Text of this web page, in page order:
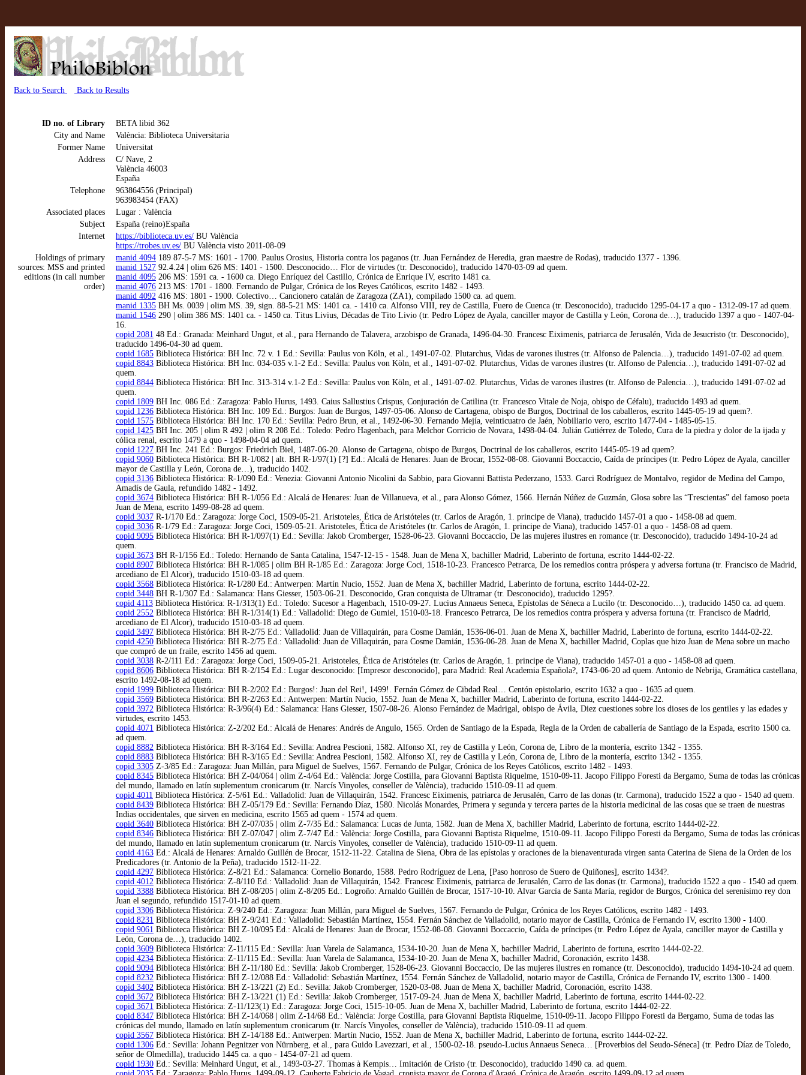
Back to Search Back to Results
ID no. of Library
BETA libid 362
City and Name
València: Biblioteca Universitaria
Former Name
Universitat
Address
C/ Nave, 2
València 46003
España
Telephone
963864556 (Principal)
963983454 (FAX)
Associated places
Lugar : València
Subject
España (reino)España
Internet
https://biblioteca.uv.es/ BU València
https://trobes.uv.es/ BU València visto 2011-08-09
Holdings of primary
sources: MSS and printed
editions (in call number
order)
manid 4094 189 87-5-7 MS: 1601 - 1700. Paulus Orosius, Historia contra los paganos (tr. Juan Fernández de Heredia, gran maestre de Rodas), traducido 1377 - 1396.
manid 1527 92.4.24 | olim 626 MS: 1401 - 1500. Desconocido… Flor de virtudes (tr. Desconocido), traducido 1470-03-09 ad quem.
manid 4095 206 MS: 1591 ca. - 1600 ca. Diego Enríquez del Castillo, Crónica de Enrique IV, escrito 1481 ca.
manid 4076 213 MS: 1701 - 1800. Fernando de Pulgar, Crónica de los Reyes Católicos, escrito 1482 - 1493.
manid 4092 416 MS: 1801 - 1900. Colectivo… Cancionero catalán de Zaragoza (ZA1), compilado 1500 ca. ad quem.
manid 1335 BH Ms. 0039 | olim MS. 39, sign. 88-5-21 MS: 1401 ca. - 1410 ca. Alfonso VIII, rey de Castilla, Fuero de Cuenca (tr. Desconocido), traducido 1295-04-17 a quo - 1312-09-17 ad quem.
manid 1546 290 | olim 386 MS: 1401 ca. - 1450 ca. Titus Livius, Décadas de Tito Livio (tr. Pedro López de Ayala, canciller mayor de Castilla y León, Corona de…), traducido 1397 a quo - 1407-04-
16.
copid 2081 48 Ed.: Granada: Meinhard Ungut, et al., para Hernando de Talavera, arzobispo de Granada, 1496-04-30. Francesc Eiximenis, patriarca de Jerusalén, Vida de Jesucristo (tr. Desconocido),
traducido 1496-04-30 ad quem.
copid 1685 Biblioteca Histórica: BH Inc. 72 v. 1 Ed.: Sevilla: Paulus von Köln, et al., 1491-07-02. Plutarchus, Vidas de varones ilustres (tr. Alfonso de Palencia…), traducido 1491-07-02 ad quem.
copid 8843 Biblioteca Histórica: BH Inc. 034-035 v.1-2 Ed.: Sevilla: Paulus von Köln, et al., 1491-07-02. Plutarchus, Vidas de varones ilustres (tr. Alfonso de Palencia…), traducido 1491-07-02 ad
quem.
copid 8844 Biblioteca Histórica: BH Inc. 313-314 v.1-2 Ed.: Sevilla: Paulus von Köln, et al., 1491-07-02. Plutarchus, Vidas de varones ilustres (tr. Alfonso de Palencia…), traducido 1491-07-02 ad
quem.
copid 1809 BH Inc. 086 Ed.: Zaragoza: Pablo Hurus, 1493. Caius Sallustius Crispus, Conjuración de Catilina (tr. Francesco Vitale de Noja, obispo de Céfalu), traducido 1493 ad quem.
copid 1236 Biblioteca Histórica: BH Inc. 109 Ed.: Burgos: Juan de Burgos, 1497-05-06. Alonso de Cartagena, obispo de Burgos, Doctrinal de los caballeros, escrito 1445-05-19 ad quem?.
copid 1575 Biblioteca Histórica: BH Inc. 170 Ed.: Sevilla: Pedro Brun, et al., 1492-06-30. Fernando Mejía, veinticuatro de Jaén, Nobiliario vero, escrito 1477-04 - 1485-05-15.
copid 1425 BH Inc. 205 | olim R 492 | olim R 208 Ed.: Toledo: Pedro Hagenbach, para Melchor Gorricio de Novara, 1498-04-04. Julián Gutiérrez de Toledo, Cura de la piedra y dolor de la ijada y
cólica renal, escrito 1479 a quo - 1498-04-04 ad quem.
copid 1227 BH Inc. 241 Ed.: Burgos: Friedrich Biel, 1487-06-20. Alonso de Cartagena, obispo de Burgos, Doctrinal de los caballeros, escrito 1445-05-19 ad quem?.
copid 9060 Biblioteca Històrica: BH R-1/082 | alt. BH R-1/97(1) [?] Ed.: Alcalá de Henares: Juan de Brocar, 1552-08-08. Giovanni Boccaccio, Caída de príncipes (tr. Pedro López de Ayala, canciller
mayor de Castilla y León, Corona de…), traducido 1402.
copid 3136 Biblioteca Histórica: R-1/090 Ed.: Venezia: Giovanni Antonio Nicolini da Sabbio, para Giovanni Battista Pederzano, 1533. Garci Rodríguez de Montalvo, regidor de Medina del Campo,
Amadís de Gaula, refundido 1482 - 1492.
copid 3674 Biblioteca Histórica: BH R-1/056 Ed.: Alcalá de Henares: Juan de Villanueva, et al., para Alonso Gómez, 1566. Hernán Núñez de Guzmán, Glosa sobre las “Trescientas” del famoso poeta
Juan de Mena, escrito 1499-08-28 ad quem.
copid 3037 R-1/170 Ed.: Zaragoza: Jorge Coci, 1509-05-21. Aristoteles, Ética de Aristóteles (tr. Carlos de Aragón, 1. principe de Viana), traducido 1457-01 a quo - 1458-08 ad quem.
copid 3036 R-1/79 Ed.: Zaragoza: Jorge Coci, 1509-05-21. Aristoteles, Ética de Aristóteles (tr. Carlos de Aragón, 1. principe de Viana), traducido 1457-01 a quo - 1458-08 ad quem.
copid 9095 Biblioteca Histórica: BH R-1/097(1) Ed.: Sevilla: Jakob Cromberger, 1528-06-23. Giovanni Boccaccio, De las mujeres ilustres en romance (tr. Desconocido), traducido 1494-10-24 ad
quem.
copid 3673 BH R-1/156 Ed.: Toledo: Hernando de Santa Catalina, 1547-12-15 - 1548. Juan de Mena X, bachiller Madrid, Laberinto de fortuna, escrito 1444-02-22.
copid 8907 Biblioteca Histórica: BH R-1/085 | olim BH R-1/85 Ed.: Zaragoza: Jorge Coci, 1518-10-23. Francesco Petrarca, De los remedios contra próspera y adversa fortuna (tr. Francisco de Madrid,
arcediano de El Alcor), traducido 1510-03-18 ad quem.
copid 3568 Biblioteca Histórica: R-1/280 Ed.: Antwerpen: Martín Nucio, 1552. Juan de Mena X, bachiller Madrid, Laberinto de fortuna, escrito 1444-02-22.
copid 3448 BH R-1/307 Ed.: Salamanca: Hans Giesser, 1503-06-21. Desconocido, Gran conquista de Ultramar (tr. Desconocido), traducido 1295?.
copid 4113 Biblioteca Histórica: R-1/313(1) Ed.: Toledo: Sucesor a Hagenbach, 1510-09-27. Lucius Annaeus Seneca, Epístolas de Séneca a Lucilo (tr. Desconocido…), traducido 1450 ca. ad quem.
copid 2552 Biblioteca Histórica: BH R-1/314(1) Ed.: Valladolid: Diego de Gumiel, 1510-03-18. Francesco Petrarca, De los remedios contra próspera y adversa fortuna (tr. Francisco de Madrid,
arcediano de El Alcor), traducido 1510-03-18 ad quem.
copid 3497 Biblioteca Histórica: BH R-2/75 Ed.: Valladolid: Juan de Villaquirán, para Cosme Damián, 1536-06-01. Juan de Mena X, bachiller Madrid, Laberinto de fortuna, escrito 1444-02-22.
copid 4250 Biblioteca Histórica: BH R-2/75 Ed.: Valladolid: Juan de Villaquirán, para Cosme Damián, 1536-06-28. Juan de Mena X, bachiller Madrid, Coplas que hizo Juan de Mena sobre un macho
que compró de un fraile, escrito 1456 ad quem.
copid 3038 R-2/111 Ed.: Zaragoza: Jorge Coci, 1509-05-21. Aristoteles, Ética de Aristóteles (tr. Carlos de Aragón, 1. principe de Viana), traducido 1457-01 a quo - 1458-08 ad quem.
copid 8606 Biblioteca Histórica: BH R-2/154 Ed.: Lugar desconocido: [Impresor desconocido], para Madrid: Real Academia Española?, 1743-06-20 ad quem. Antonio de Nebrija, Gramática castellana,
escrito 1492-08-18 ad quem.
copid 1999 Biblioteca Histórica: BH R-2/202 Ed.: Burgos!: Juan del Rei!, 1499!. Fernán Gómez de Cibdad Real… Centón epistolario, escrito 1632 a quo - 1635 ad quem.
copid 3569 Biblioteca Histórica: BH R-2/263 Ed.: Antwerpen: Martín Nucio, 1552. Juan de Mena X, bachiller Madrid, Laberinto de fortuna, escrito 1444-02-22.
copid 3972 Biblioteca Histórica: R-3/96(4) Ed.: Salamanca: Hans Giesser, 1507-08-26. Alonso Fernández de Madrigal, obispo de Ávila, Diez cuestiones sobre los dioses de los gentiles y las edades y
virtudes, escrito 1453.
copid 4071 Biblioteca Histórica: Z-2/202 Ed.: Alcalá de Henares: Andrés de Angulo, 1565. Orden de Santiago de la Espada, Regla de la Orden de caballería de Santiago de la Espada, escrito 1500 ca.
ad quem.
copid 8882 Biblioteca Histórica: BH R-3/164 Ed.: Sevilla: Andrea Pescioni, 1582. Alfonso XI, rey de Castilla y León, Corona de, Libro de la montería, escrito 1342 - 1355.
copid 8883 Biblioteca Histórica: BH R-3/165 Ed.: Sevilla: Andrea Pescioni, 1582. Alfonso XI, rey de Castilla y León, Corona de, Libro de la montería, escrito 1342 - 1355.
copid 3305 Z-3/85 Ed.: Zaragoza: Juan Millán, para Miguel de Suelves, 1567. Fernando de Pulgar, Crónica de los Reyes Católicos, escrito 1482 - 1493.
copid 8345 Biblioteca Histórica: BH Z-04/064 | olim Z-4/64 Ed.: València: Jorge Costilla, para Giovanni Baptista Riquelme, 1510-09-11. Jacopo Filippo Foresti da Bergamo, Suma de todas las crónicas
del mundo, llamado en latín suplementum cronicarum (tr. Narcís Vinyoles, conseller de València), traducido 1510-09-11 ad quem.
copid 4011 Biblioteca Histórica: Z-5/61 Ed.: Valladolid: Juan de Villaquirán, 1542. Francesc Eiximenis, patriarca de Jerusalén, Carro de las donas (tr. Carmona), traducido 1522 a quo - 1540 ad quem.
copid 8439 Biblioteca Histórica: BH Z-05/179 Ed.: Sevilla: Fernando Díaz, 1580. Nicolás Monardes, Primera y segunda y tercera partes de la historia medicinal de las cosas que se traen de nuestras
Indias occidentales, que sirven en medicina, escrito 1565 ad quem - 1574 ad quem.
copid 3640 Biblioteca Histórica: BH Z-07/035 | olim Z-7/35 Ed.: Salamanca: Lucas de Junta, 1582. Juan de Mena X, bachiller Madrid, Laberinto de fortuna, escrito 1444-02-22.
copid 8346 Biblioteca Histórica: BH Z-07/047 | olim Z-7/47 Ed.: València: Jorge Costilla, para Giovanni Baptista Riquelme, 1510-09-11. Jacopo Filippo Foresti da Bergamo, Suma de todas las crónicas
del mundo, llamado en latín suplementum cronicarum (tr. Narcís Vinyoles, conseller de València), traducido 1510-09-11 ad quem.
copid 4163 Ed.: Alcalá de Henares: Arnaldo Guillén de Brocar, 1512-11-22. Catalina de Siena, Obra de las epístolas y oraciones de la bienaventurada virgen santa Caterina de Siena de la Orden de los
Predicadores (tr. Antonio de la Peña), traducido 1512-11-22.
copid 4297 Biblioteca Histórica: Z-8/21 Ed.: Salamanca: Cornelio Bonardo, 1588. Pedro Rodríguez de Lena, [Paso honroso de Suero de Quiñones], escrito 1434?.
copid 4012 Biblioteca Histórica: Z-8/110 Ed.: Valladolid: Juan de Villaquirán, 1542. Francesc Eiximenis, patriarca de Jerusalén, Carro de las donas (tr. Carmona), traducido 1522 a quo - 1540 ad quem.
copid 3388 Biblioteca Histórica: BH Z-08/205 | olim Z-8/205 Ed.: Logroño: Arnaldo Guillén de Brocar, 1517-10-10. Alvar García de Santa María, regidor de Burgos, Crónica del serenísimo rey don
Juan el segundo, refundido 1517-01-10 ad quem.
copid 3306 Biblioteca Histórica: Z-9/240 Ed.: Zaragoza: Juan Millán, para Miguel de Suelves, 1567. Fernando de Pulgar, Crónica de los Reyes Católicos, escrito 1482 - 1493.
copid 8231 Biblioteca Histórica: BH Z-9/241 Ed.: Valladolid: Sebastián Martínez, 1554. Fernán Sánchez de Valladolid, notario mayor de Castilla, Crónica de Fernando IV, escrito 1300 - 1400.
copid 9061 Biblioteca Històrica: BH Z-10/095 Ed.: Alcalá de Henares: Juan de Brocar, 1552-08-08. Giovanni Boccaccio, Caída de príncipes (tr. Pedro López de Ayala, canciller mayor de Castilla y
León, Corona de…), traducido 1402.
copid 3609 Biblioteca Histórica: Z-11/115 Ed.: Sevilla: Juan Varela de Salamanca, 1534-10-20. Juan de Mena X, bachiller Madrid, Laberinto de fortuna, escrito 1444-02-22.
copid 4234 Biblioteca Histórica: Z-11/115 Ed.: Sevilla: Juan Varela de Salamanca, 1534-10-20. Juan de Mena X, bachiller Madrid, Coronación, escrito 1438.
copid 9094 Biblioteca Histórica: BH Z-11/180 Ed.: Sevilla: Jakob Cromberger, 1528-06-23. Giovanni Boccaccio, De las mujeres ilustres en romance (tr. Desconocido), traducido 1494-10-24 ad quem.
copid 8232 Biblioteca Histórica: BH Z-12/088 Ed.: Valladolid: Sebastián Martínez, 1554. Fernán Sánchez de Valladolid, notario mayor de Castilla, Crónica de Fernando IV, escrito 1300 - 1400.
copid 3402 Biblioteca Histórica: BH Z-13/221 (2) Ed.: Sevilla: Jakob Cromberger, 1520-03-08. Juan de Mena X, bachiller Madrid, Coronación, escrito 1438.
copid 3672 Biblioteca Histórica: BH Z-13/221 (1) Ed.: Sevilla: Jakob Cromberger, 1517-09-24. Juan de Mena X, bachiller Madrid, Laberinto de fortuna, escrito 1444-02-22.
copid 3671 Biblioteca Histórica: Z-11/123(1) Ed.: Zaragoza: Jorge Coci, 1515-10-05. Juan de Mena X, bachiller Madrid, Laberinto de fortuna, escrito 1444-02-22.
copid 8347 Biblioteca Histórica: BH Z-14/068 | olim Z-14/68 Ed.: València: Jorge Costilla, para Giovanni Baptista Riquelme, 1510-09-11. Jacopo Filippo Foresti da Bergamo, Suma de todas las
crónicas del mundo, llamado en latín suplementum cronicarum (tr. Narcís Vinyoles, conseller de València), traducido 1510-09-11 ad quem.
copid 3567 Biblioteca Histórica: BH Z-14/188 Ed.: Antwerpen: Martín Nucio, 1552. Juan de Mena X, bachiller Madrid, Laberinto de fortuna, escrito 1444-02-22.
copid 1306 Ed.: Sevilla: Johann Pegnitzer von Nürnberg, et al., para Guido Lavezzari, et al., 1500-02-18. pseudo-Lucius Annaeus Seneca… [Proverbios del Seudo-Séneca] (tr. Pedro Díaz de Toledo,
señor de Olmedilla), traducido 1445 ca. a quo - 1454-07-21 ad quem.
copid 1930 Ed.: Sevilla: Meinhard Ungut, et al., 1493-03-27. Thomas à Kempis… Imitación de Cristo (tr. Desconocido), traducido 1490 ca. ad quem.